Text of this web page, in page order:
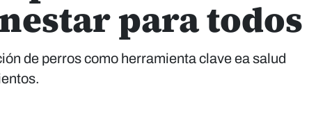
para todos
de perros como herramienta clave ea salud